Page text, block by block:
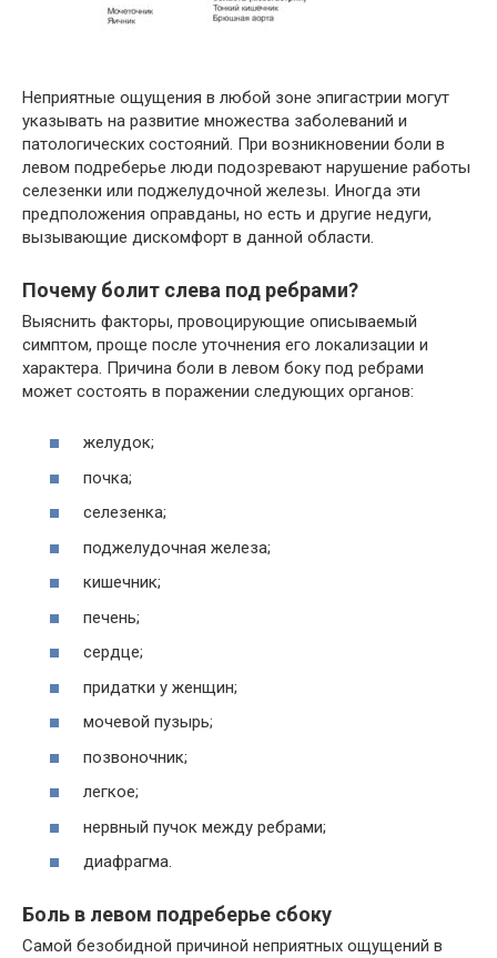
Неприятные ощущения в любой зоне эпигастрии могут
указывать на развитие множества заболеваний и
патологических состояний. При возникновении боли в
левом подреберье люди подозревают нарушение работы
селезенки или поджелудочной железы. Иногда эти
предположения оправданы, но есть и другие недуги,
вызывающие дискомфорт в данной области.
Почему болит слева под ребрами?
Выяснить факторы, провоцирующие описываемый
симптом, проще после уточнения его локализации и
характера. Причина боли в левом боку под ребрами
может состоять в поражении следующих органов:
желудок;
почка;
селезенка;
поджелудочная железа;
кишечник;
печень;
сердце;
придатки у женщин;
мочевой пузырь;
позвоночник;
легкое;
нервный пучок между ребрами;
диафрагма.
Боль в левом подреберье сбоку
Самой безобидной причиной неприятных ощущений в